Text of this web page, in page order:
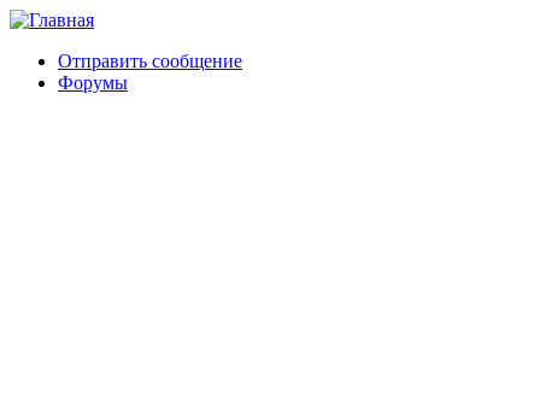
Отправить сообщение
Форумы